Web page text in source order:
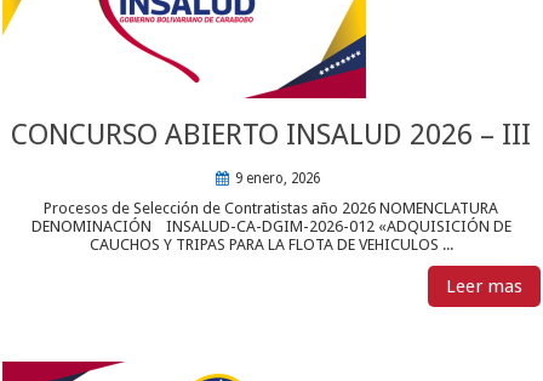
CONCURSO ABIERTO INSALUD 2026 – III
9 enero, 2026
Procesos de Selección de Contratistas año 2026 NOMENCLATURA
DENOMINACIÓN INSALUD-CA-DGIM-2026-012 «ADQUISICIÓN DE
CAUCHOS Y TRIPAS PARA LA FLOTA DE VEHICULOS ...
Leer mas